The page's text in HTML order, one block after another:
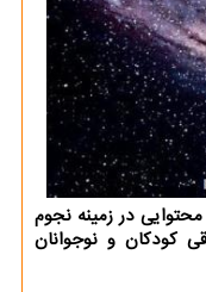
در زمینه نجوم
کودکان و نوجوانان